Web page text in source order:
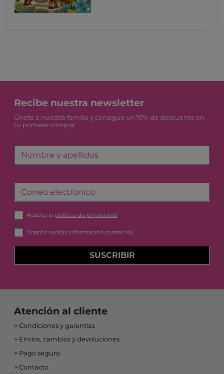
Recibe nuestra newsletter
Únete a nuestra familia y consigue un 10% de descuento en
tu primera compra
Nombre y apellidos
Correo electrónico
Acepto la política de privacidad
Acepto recibir información comercial
SUSCRIBIR
Atención al cliente
Condiciones y garantías
Envíos, cambios y devoluciones
Pago seguro
Contacto